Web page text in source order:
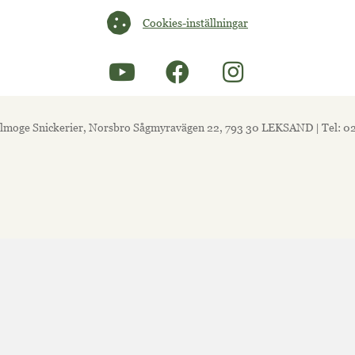
Cookies-inställningar
Cookies-inställningar
Snickerier, Norsbro Sågmyravägen 22, 793 30 LEKSAND | Tel: